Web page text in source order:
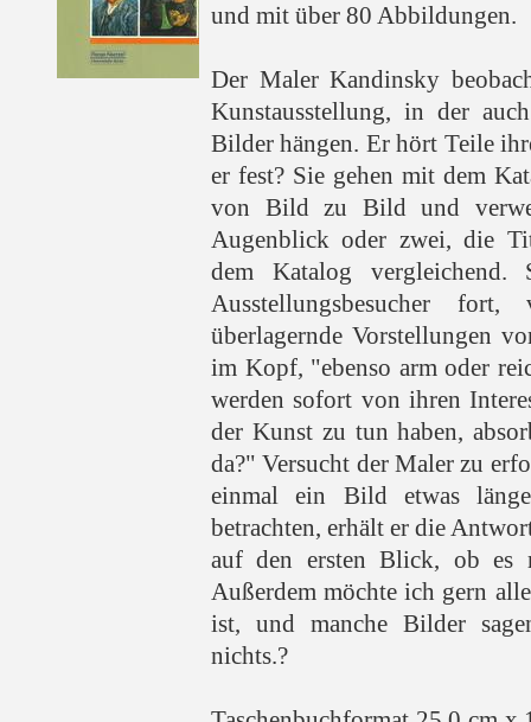
und mit über 80 Abbildungen.
Der Maler Kandinsky
Kunstausstellung, in der
Bilder hängen. Er hört Teile
er fest? Sie gehen mit dem
von Bild zu Bild und
Augenblick oder zwei, die
dem Katalog vergleichend.
Ausstellungsbesucher fort,
überlagernde Vorstellungen
im Kopf, "ebenso arm oder
werden sofort von ihren
der Kunst zu tun haben,
da?" Versucht der Maler zu
einmal ein Bild etwas
betrachten, erhält er die
auf den ersten Blick, ob es
Außerdem möchte ich gern
ist, und manche Bilder
nichts.?